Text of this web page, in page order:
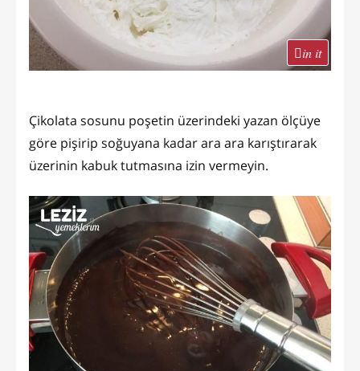
in it
Çikolata sosunu poşetin üzerindeki yazan ölçüye
göre pişirip soğuyana kadar ara ara karıştırarak
üzerinin kabuk tutmasına izin vermeyin.